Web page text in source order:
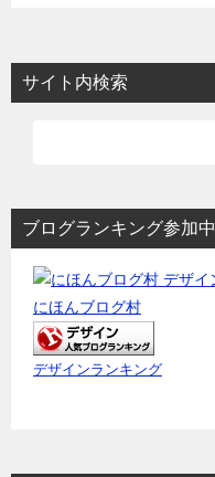
サイト内検索
ブログランキング参加中
にほんブログ村
デザインランキング